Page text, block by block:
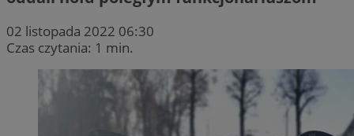
02 listopada 2022 06:30
Czas czytania: 1 min.